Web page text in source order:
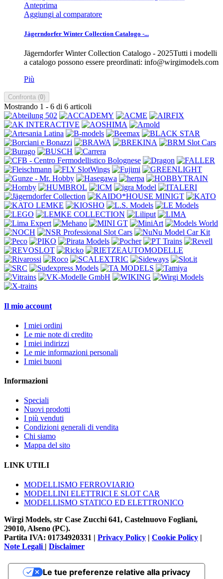
Anteprima
Aggiungi al comparatore
Jägerndorfer Winter Collection Catalogo -...
Jägerndorfer Winter Collection Catalogo - 2025Tutti i modelli
a catalogo possono essere preordinati: info@wirgimodels.com
Più
Confronta (0)
Mostrando 1 - 6 di 6 articoli
Il mio account
I miei ordini
Le mie note di credito
I miei indirizzi
Le mie informazioni personali
I miei buoni
Informazioni
Speciali
Nuovi prodotti
I più venduti
Condizioni generali di vendita
Chi siamo
Mappa del sito
LINK UTILI
MODELLISMO FERROVIARIO
MODELLINI ELETTRICI E SLOT CAR
MODELLISMO STATICO ED ELETTRONICO
Wirgi Models, str Case Zucchi 641, Castelnuovo Fogliani,
29010, Alseno (PC).
Partita IVA: 01734920331 | Privacy Policy | Cookie Policy |
Note Legali | Disclaimer
Le tue preferenze relative alla privacy